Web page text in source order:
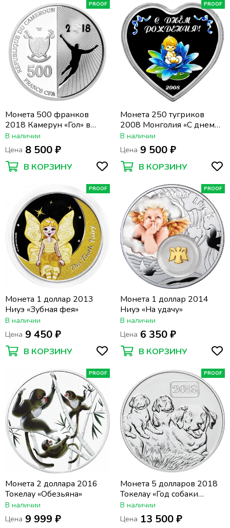
PROOF
Монета 500 франков
2018 Камерун «Гол» в
футляре, с сертификатом
В наличии
Цена 8 500 ₽
В КОРЗИНУ
PROOF
Монета 250 тугриков
2008 Монголия «С днем
рождения! Мальчик» в
футляре, с сертификатом
В наличии
Цена 9 500 ₽
В КОРЗИНУ
PROOF
Монета 1 доллар 2013
Ниуэ «Зубная фея»
В наличии
Цена 9 450 ₽
В КОРЗИНУ
PROOF
Монета 1 доллар 2014
Ниуэ «На удачу»
В наличии
Цена 6 350 ₽
В КОРЗИНУ
PROOF
Монета 2 доллара 2016
Токелау «Обезьяна»
В наличии
Цена 9 999 ₽
PROOF
Монета 5 долларов 2018
Токелау «Год собаки
семья»
В наличии
Цена 13 500 ₽